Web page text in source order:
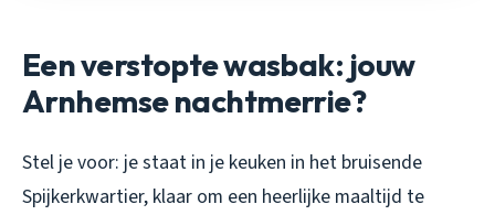
Een verstopte wasbak: jouw
Arnhemse nachtmerrie?
Stel je voor: je staat in je keuken in het bruisende
Spijkerkwartier, klaar om een heerlijke maaltijd te